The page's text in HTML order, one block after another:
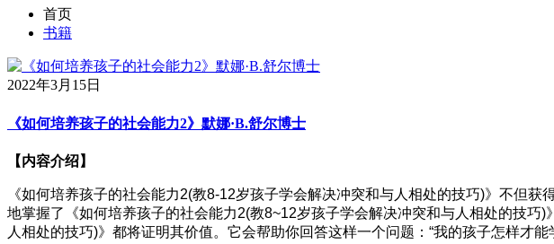
首页
书籍
2022年3月15日
《如何培养孩子的社会能力2》默娜·B.舒尔博士
【内容介绍】
《如何培养孩子的社会能力2(教8-12岁孩子学会解决冲突和与人相处的技巧)》不但
地掌握了《如何培养孩子的社会能力2(教8~12岁孩子学会解决冲突和与人相处的技
人相处的技巧)》都将证明其价值。它会帮助你回答这样一个问题：“我的孩子怎样才